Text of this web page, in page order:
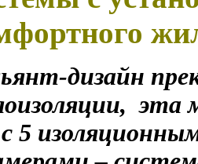
дизайн
эта
5